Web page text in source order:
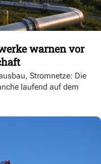
warnen vor
Stromnetze: Die
laufend auf dem